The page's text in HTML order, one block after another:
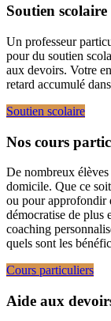
Soutien
Un professeur
pour du soutien
aux devoirs. Votre
retard accumulé
Soutien scolaire
Nos cours
De nombreux élèves
domicile. Que ce
ou pour approfondir
démocratise de plus
coaching
quels sont les
Cours particuliers
Aide aux